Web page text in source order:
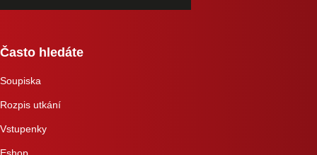
Často hledáte
Soupiska
Rozpis utkání
Vstupenky